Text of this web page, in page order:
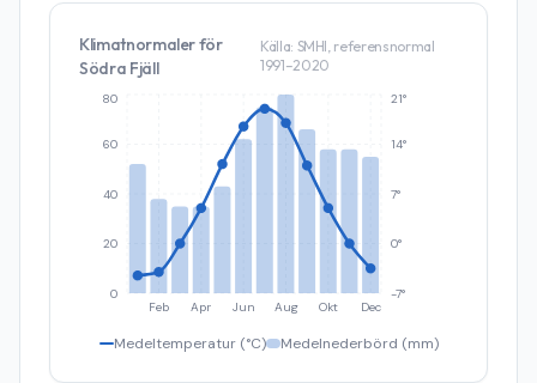
Klimatnormaler för
Södra Fjäll
Källa: SMHI, referensnormal
1991–2020
Feb Apr Jun Aug Okt Dec
0
20
40
60
80
-7°
0°
7°
14°
21°
Medeltemperatur (°C) Medelnederbörd (mm)